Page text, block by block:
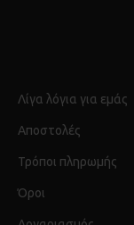
Λίγα λόγια για εμάς
Αποστολές
Τρόποι πληρωμής
Όροι